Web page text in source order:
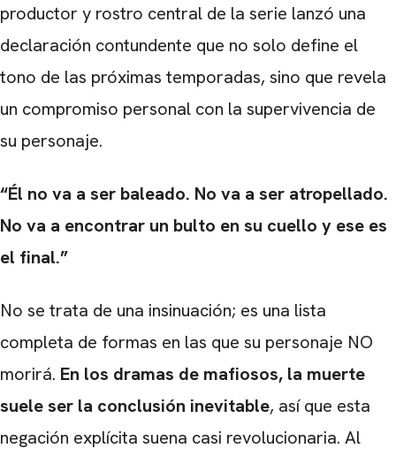
productor y rostro central de la serie lanzó una
declaración contundente que no solo define el
tono de las próximas temporadas, sino que revela
un compromiso personal con la supervivencia de
su personaje.
“Él no va a ser baleado. No va a ser atropellado.
No va a encontrar un bulto en su cuello y ese es
el final.”
No se trata de una insinuación; es una lista
completa de formas en las que su personaje NO
morirá. En los dramas de mafiosos, la muerte
suele ser la conclusión inevitable, así que esta
negación explícita suena casi revolucionaria. Al